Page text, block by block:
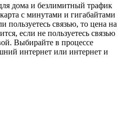
дома и безлимитный трафик
с минутами и гигабайтами
пользуетесь связью, то цена на
если не пользуетесь связью
Выбирайте в процессе
интернет или интернет и